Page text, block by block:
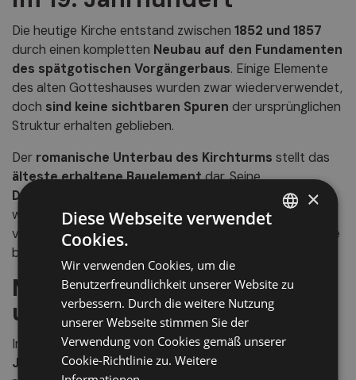
Die heutige Kirche entstand zwischen 1852 und 1857
durch einen kompletten Neubau auf den Fundamenten
des spätgotischen Vorgängerbaus. Einige Elemente
des alten Gotteshauses wurden zwar wiederverwendet,
doch sind keine sichtbaren Spuren der ursprünglichen
Struktur erhalten geblieben.
Der romanische Unterbau des Kirchturms stellt das
älteste erhaltene Bauelementdar. Seine
Doppelfenster
ursprüngliche Spitzdach
wurden in einemFresko neben dem Hochaltar
verewigt, dasAnton Psenner
malte – eine
bildliche Erinnerung an das frühere Aussehen der Kirche.
Mittelalterliche Fresken
und eine historische Orgel
Im Inneren beherbergt die KircheFresken aus dem 13.
Jahrhundert, beeindruckende Zeugnisse der
×
Diese Webseite verwendet
Cookies.
Wir verwenden Cookies, um die
Benutzerfreundlichkeit unserer Website zu
verbessern. Durch die weitere Nutzung
unserer Webseite stimmen Sie der
Verwendung von Cookies gemäß unserer
Cookie-Richtlinie zu. Weitere